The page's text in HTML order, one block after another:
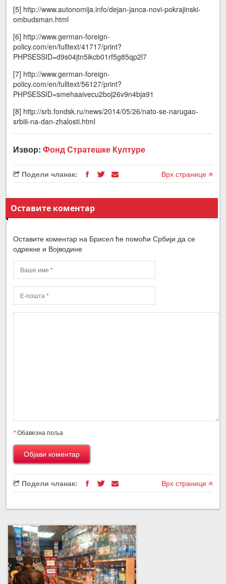
[5] http://www.autonomija.info/dejan-janca-novi-pokrajinski-
ombudsman.html
[6] http://www.german-foreign-
policy.com/en/fulltext/41717/print?
PHPSESSID=d9s04jtn5ikcb01rf5g85qp2l7
[7] http://www.german-foreign-
policy.com/en/fulltext/56127/print?
PHPSESSID=smehaaivecu2boj26v9n4bja91
[8] http://srb.fondsk.ru/news/2014/05/26/nato-se-narugao-
srbiii-na-dan-zhalosti.html
Извор:Фонд Стратешке Културе
Подели чланак: Врх странице
Оставите коментар
Оставите коментар на Брисел ће помоћи Србији да се
одрекне и Војводине
*Обавезна поља
Подели чланак: Врх странице